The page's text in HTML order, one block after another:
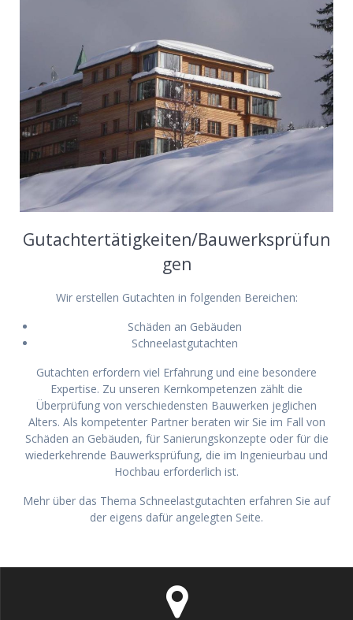
Gutachtertätigkeiten/Bauwerksprüfun
gen
Wir erstellen Gutachten in folgenden Bereichen:
Schäden an Gebäuden
Schneelastgutachten
Gutachten erfordern viel Erfahrung und eine besondere
Expertise. Zu unseren Kernkompetenzen zählt die
Überprüfung von verschiedensten Bauwerken jeglichen
Alters. Als kompetenter Partner beraten wir Sie im Fall von
Schäden an Gebäuden, für Sanierungskonzepte oder für die
wiederkehrende Bauwerksprüfung, die im Ingenieurbau und
Hochbau erforderlich ist.
Mehr über das Thema Schneelastgutachten erfahren Sie auf
der eigens dafür angelegten Seite.